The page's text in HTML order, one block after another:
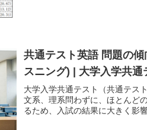
共通テスト英語 問題の
スニング) | 大学入学共
大学入学共通テスト（共通テス
文系、理系問わずに、ほとんど
るため、入試の結果に大きく影響